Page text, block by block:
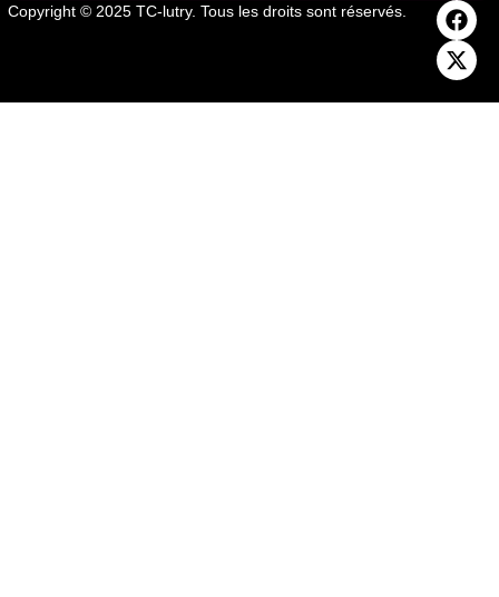
Copyright © 2025 TC-lutry. Tous les droits sont réservés.